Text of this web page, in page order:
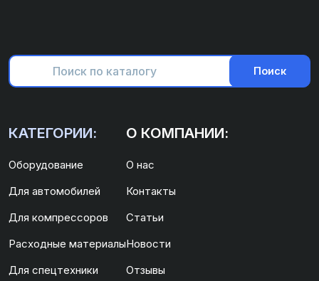
Поиск
КАТЕГОРИИ:
Оборудование
Для автомобилей
Для компрессоров
Расходные материалы
Для спецтехники
О КОМПАНИИ:
О нас
Контакты
Статьи
Новости
Отзывы